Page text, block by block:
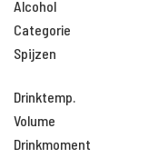
Alcohol
Categorie
Spijzen
Drinktemp.
Volume
Drinkmoment